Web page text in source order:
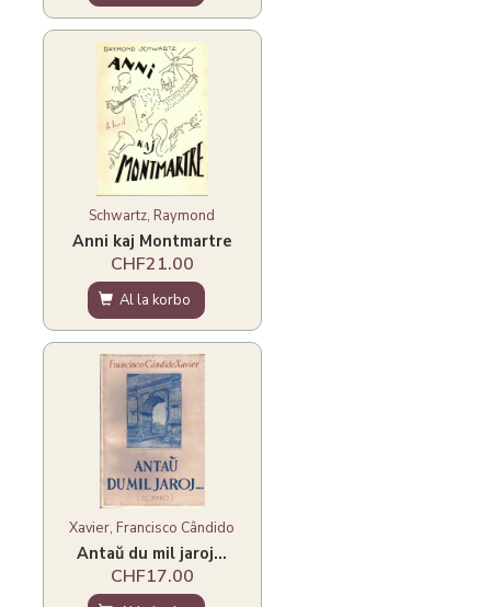
Schwartz, Raymond
Anni kaj Montmartre
CHF21.00
Al la korbo
Xavier, Francisco Cândido
Antaŭ du mil jaroj...
CHF17.00